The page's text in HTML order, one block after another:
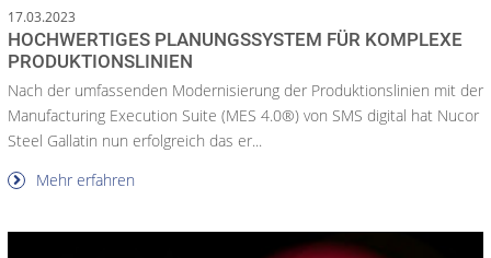
17.03.2023
HOCHWERTIGES PLANUNGSSYSTEM FÜR KOMPLEXE
PRODUKTIONSLINIEN
Nach der umfassenden Modernisierung der Produktionslinien mit der
Manufacturing Execution Suite (MES 4.0®) von SMS digital hat Nucor
Steel Gallatin nun erfolgreich das er...
Mehr erfahren